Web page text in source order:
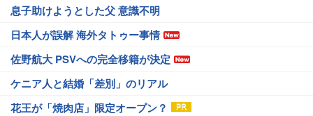
息子助けようとした父 意識不明
日本人が誤解 海外タトゥー事情
佐野航大 PSVへの完全移籍が決定
ケニア人と結婚「差別」のリアル
花王が「焼肉店」限定オープン？